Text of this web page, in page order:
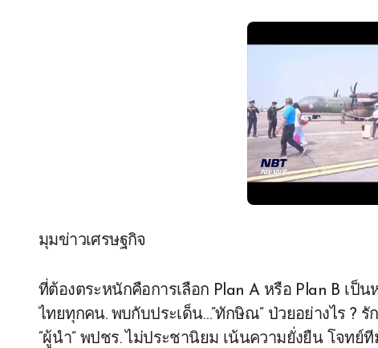
มุมข่าวเศรษฐกิจ
ที่ต้องตระหนักคือการเลือก Plan A หรือ Plan B เ
ไทยทุกคน. พบกับประเด็น…”ทักษิณ” ป่วยอย่างไร ? รั
“ผู้นำ” พปชร. ไม่ประชานิยม เน้นความยั่งยืน โจทย์